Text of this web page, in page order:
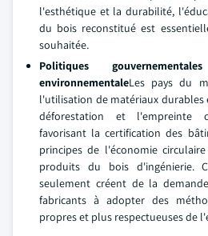
l'esthétique et la durabilité,
du bois reconstitué est
souhaitée.
Politiques
environnementaleLes pays du
l'utilisation de matériaux durables
déforestation et l'empreinte
favorisant la certification des
principes de l'économie
produits du bois d'ingénierie.
seulement créent de la
fabricants à adopter des
propres et plus respectueuses de